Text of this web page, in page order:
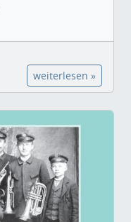
weiterlesen »